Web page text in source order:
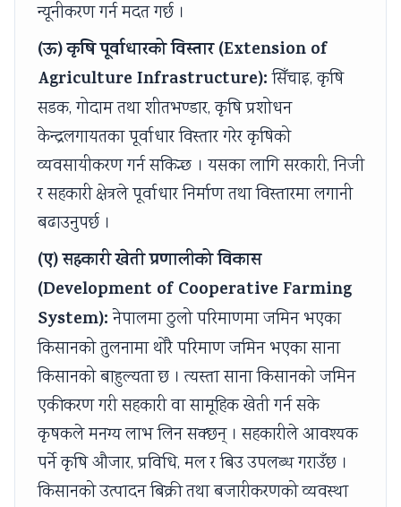
न्यूनीकरण गर्न मदत गर्छ ।
(ऊ) कृषि पूर्वाधारको विस्तार (Extension of
Agriculture Infrastructure):सिँचाइ, कृषि
सडक, गोदाम तथा शीतभण्डार, कृषि प्रशोधन
केन्द्रलगायतका पूर्वाधार विस्तार गरेर कृषिको
व्यवसायीकरण गर्न सकिन्छ । यसका लागि सरकारी, निजी
र सहकारी क्षेत्रले पूर्वाधार निर्माण तथा विस्तारमा लगानी
बढाउनुपर्छ ।
(ए) सहकारी खेती प्रणालीको विकास
(Development of Cooperative Farming
System):नेपालमा ठुलो परिमाणमा जमिन भएका
किसानको तुलनामा थोरै परिमाण जमिन भएका साना
किसानको बाहुल्यता छ । त्यस्ता साना किसानको जमिन
एकीकरण गरी सहकारी वा सामूहिक खेती गर्न सके
कृषकले मनग्य लाभ लिन सक्छन् । सहकारीले आवश्यक
पर्ने कृषि औजार, प्रविधि, मल र बिउ उपलब्ध गराउँछ ।
किसानको उत्पादन बिक्री तथा बजारीकरणको व्यवस्था